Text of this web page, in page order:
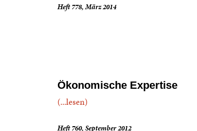
Heft 778, März 2014
Ökonomische Expertise
(...lesen)
Heft 760, September 2012